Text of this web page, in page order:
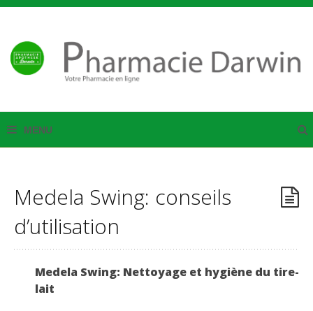
Medela Swing: conseils
d’utilisation
Medela Swing: Nettoyage et hygiène du tire-
lait